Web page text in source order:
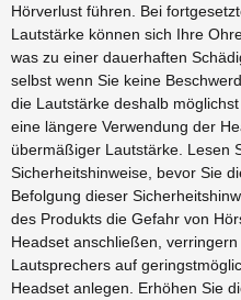
Hörverlust führen. Bei
Lautstärke können sich Ihre
was zu einer dauerhaften
selbst wenn Sie keine
die Lautstärke deshalb
eine längere Verwendung der
übermäßiger Lautstärke. Lesen
Sicherheitshinweise, bevor Sie
Befolgung dieser
des Produkts die Gefahr von
Headset anschließen,
Lautsprechers auf
Headset anlegen. Erhöhen Sie